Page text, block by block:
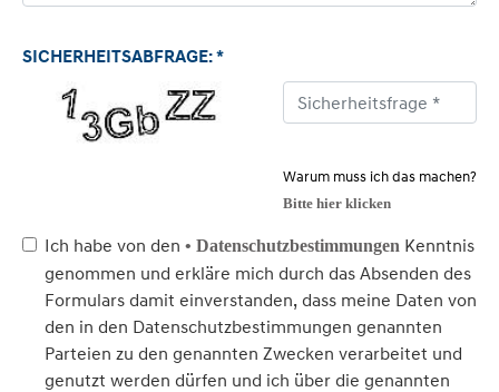
SICHERHEITSABFRAGE: *
Warum muss ich das machen?
Bitte hier klicken
Ich habe von den • Datenschutzbestimmungen Kenntnis
genommen und erkläre mich durch das Absenden des
Formulars damit einverstanden, dass meine Daten von
den in den Datenschutzbestimmungen genannten
Parteien zu den genannten Zwecken verarbeitet und
genutzt werden dürfen und ich über die genannten